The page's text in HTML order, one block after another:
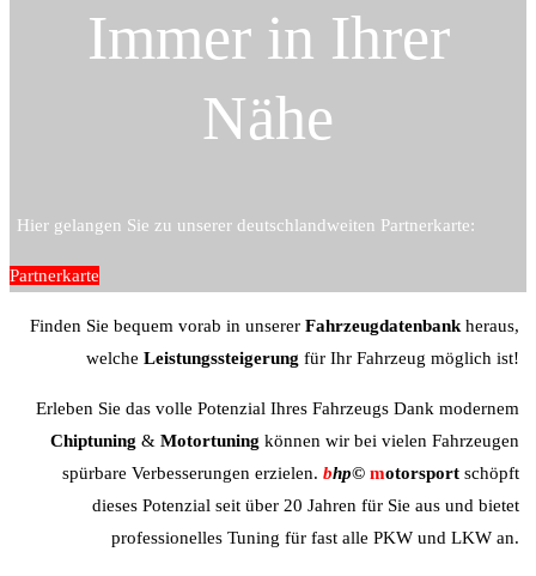
Immer in Ihrer
Nähe
Hier gelangen Sie zu unserer deutschlandweiten Partnerkarte:
Partnerkarte
Finden Sie bequem vorab in unserer Fahrzeugdatenbank heraus,
welche Leistungssteigerung für Ihr Fahrzeug möglich ist!
Erleben Sie das volle Potenzial Ihres Fahrzeugs Dank modernem
Chiptuning & Motortuning können wir bei vielen Fahrzeugen
spürbare Verbesserungen erzielen. bhp© motorsport schöpft
dieses Potenzial seit über 20 Jahren für Sie aus und bietet
professionelles Tuning für fast alle PKW und LKW an.